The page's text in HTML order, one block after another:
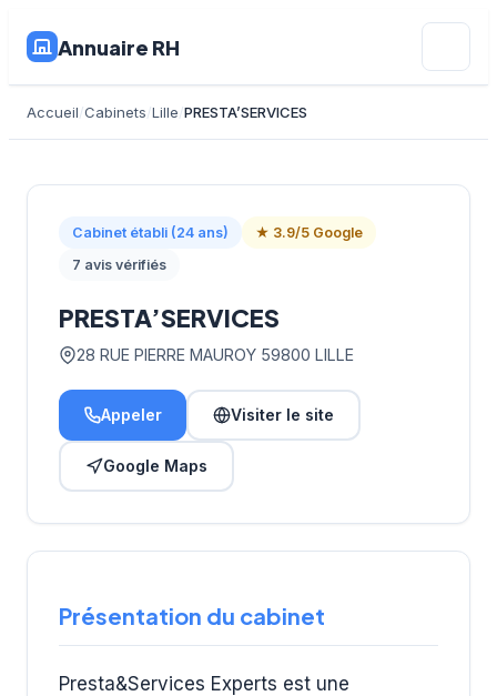
Annuaire RH
Accueil Cabinets Lille PRESTA’SERVICES
Cabinet établi (24 ans)
★ 3.9/5 Google
7 avis vérifiés
PRESTA’SERVICES
28 RUE PIERRE MAUROY 59800 LILLE
Appeler Visiter le site
Google Maps
Présentation du cabinet
Presta&Services Experts est une